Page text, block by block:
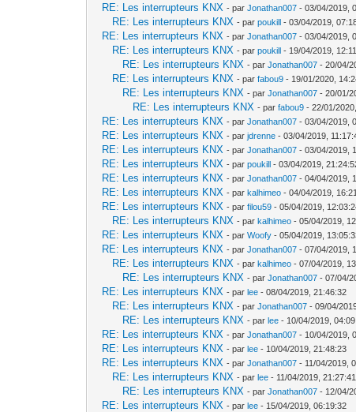
RE: Les interrupteurs KNX - parJonathan007 - 03/04/2019,
RE: Les interrupteurs KNX - parpoukill - 03/04/2019,
RE: Les interrupteurs KNX - parJonathan007 - 03/04/2019,
RE: Les interrupteurs KNX - parpoukill - 19/04/2019,
RE: Les interrupteurs KNX - parJonathan007 - 20/04/
RE: Les interrupteurs KNX - parfabou9 - 19/01/2020,
RE: Les interrupteurs KNX - parJonathan007 - 20/01/
RE: Les interrupteurs KNX - parfabou9 - 22/01/
RE: Les interrupteurs KNX - parJonathan007 - 03/04/2019,
RE: Les interrupteurs KNX - parjdrenne - 03/04/2019,
RE: Les interrupteurs KNX - parJonathan007 - 03/04/2019,
RE: Les interrupteurs KNX - parpoukill - 03/04/2019,
RE: Les interrupteurs KNX - parJonathan007 - 04/04/2019,
RE: Les interrupteurs KNX - parkalhimeo - 04/04/2019,
RE: Les interrupteurs KNX - parfilou59 - 05/04/2019,
RE: Les interrupteurs KNX - parkalhimeo - 05/04/2019,
RE: Les interrupteurs KNX - parWoofy - 05/04/2019,
RE: Les interrupteurs KNX - parJonathan007 - 07/04/2019,
RE: Les interrupteurs KNX - parkalhimeo - 07/04/2019,
RE: Les interrupteurs KNX - parJonathan007 - 07/04/
RE: Les interrupteurs KNX - parlee - 08/04/2019, 21:46:32
RE: Les interrupteurs KNX - parJonathan007 - 09/04/
RE: Les interrupteurs KNX - parlee - 10/04/2019,
RE: Les interrupteurs KNX - parJonathan007 - 10/04/2019,
RE: Les interrupteurs KNX - parlee - 10/04/2019, 21:48:23
RE: Les interrupteurs KNX - parJonathan007 - 11/04/2019,
RE: Les interrupteurs KNX - parlee - 11/04/2019, 21:27:41
RE: Les interrupteurs KNX - parJonathan007 - 12/04/
RE: Les interrupteurs KNX - parlee - 15/04/2019, 06:19:32